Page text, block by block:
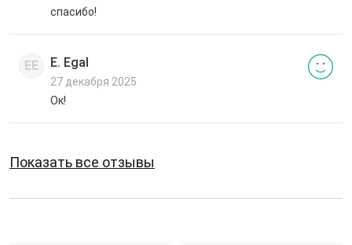
спасибо!
EE E. Egal
27 декабря 2025
Ок!
Показать все отзывы